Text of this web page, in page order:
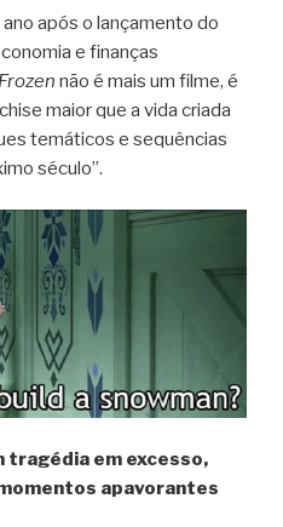
após o lançamento do
e finanças
Frozen não é mais um filme, é
maior que a vida criada
temáticos e sequências
século”.
tragédia em excesso,
apavorantes